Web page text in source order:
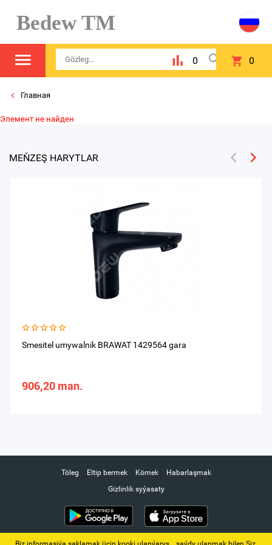
Bedew TM
0 0
Главная
Элемент не найден
MEŇZEŞ HARYTLAR
Smesitel umywalnik BRAWAT 1429564 gara
906,20 man.
Töleg Eltip bermek Kömek
Habarlaşmak
Gizlinlik syýasaty